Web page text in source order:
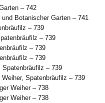
– 742
Botanischer Garten – 741
– 739
– 739
– 739
– 739
Spatenbräufilz – 739
Weiher, Spatenbräufilz – 739
Weiher – 738
Weiher – 738